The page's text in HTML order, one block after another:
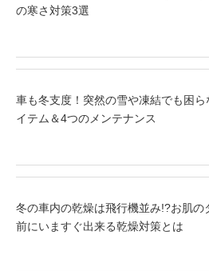
の寒さ対策3選
車も冬支度！突然の雪や凍結でも困
イテム＆4つのメンテナンス
冬の車内の乾燥は飛行機並み!?お肌の
前にいますぐ出来る乾燥対策とは